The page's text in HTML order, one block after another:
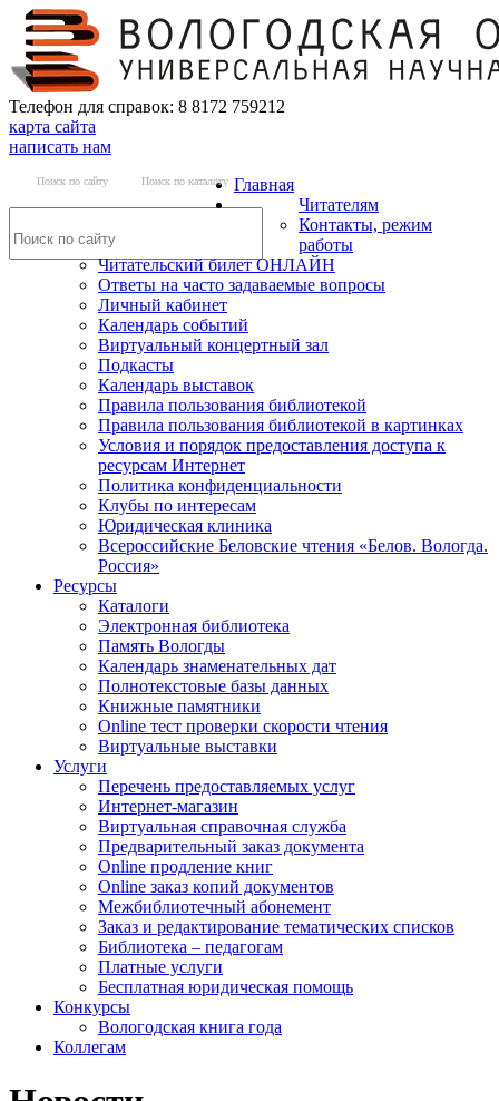
Телефон для справок: 8 8172 759212
карта сайта
написать нам
Поиск по сайту Поиск по каталогу Главная
Читателям
Контакты, режим
работы
Читательский билет ОНЛАЙН
Ответы на часто задаваемые вопросы
Личный кабинет
Календарь событий
Виртуальный концертный зал
Подкасты
Календарь выставок
Правила пользования библиотекой
Правила пользования библиотекой в картинках
Условия и порядок предоставления доступа к
ресурсам Интернет
Политика конфиденциальности
Клубы по интересам
Юридическая клиника
Всероссийские Беловские чтения «Белов. Вологда.
Россия»
Ресурсы
Каталоги
Электронная библиотека
Память Вологды
Календарь знаменательных дат
Полнотекстовые базы данных
Книжные памятники
Online тест проверки скорости чтения
Виртуальные выставки
Услуги
Перечень предоставляемых услуг
Интернет-магазин
Виртуальная справочная служба
Предварительный заказ документа
Online продление книг
Online заказ копий документов
Межбиблиотечный абонемент
Заказ и редактирование тематических списков
Библиотека – педагогам
Платные услуги
Бесплатная юридическая помощь
Конкурсы
Вологодская книга года
Коллегам